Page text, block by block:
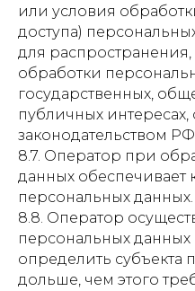
или условия
доступа)
для распространения,
обработки
государственных,
публичных
законодательством
8.7. Оператор при
данных
персональных данных.
8.8. Оператор
персональных
определить субъекта
дольше, чем этого